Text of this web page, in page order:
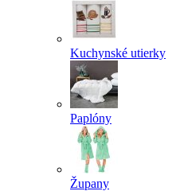
Kuchynské utierky
Paplóny
Župany